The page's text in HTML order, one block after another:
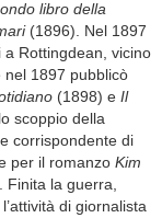
libro della
(1896). Nel 1897
Rottingdean, vicino
nel 1897 pubblicò
(1898) e Il
scoppio della
corrispondente di
per il romanzo Kim
Finita la guerra,
di giornalista